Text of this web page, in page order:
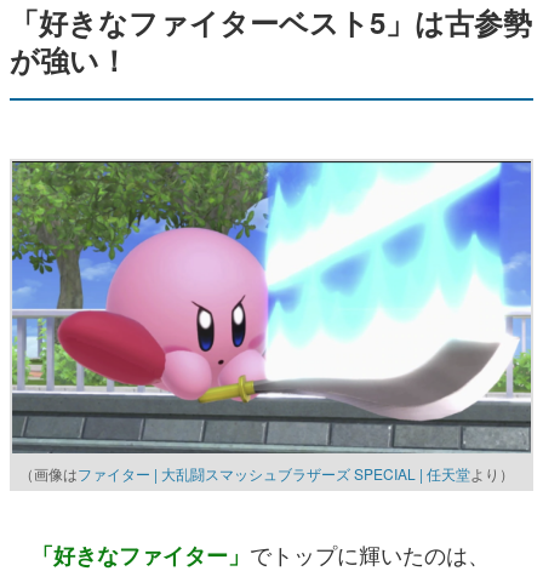
「好きなファイターベスト5」は古参勢
が強い！
（画像はファイター | 大乱闘スマッシュブラザーズ SPECIAL | 任天堂より）
「好きなファイター」 でトップに輝いたのは、